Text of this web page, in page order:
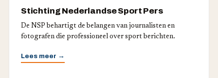
Stichting Nederlandse Sport Pers
De NSP behartigt de belangen van journalisten en
fotografen die professioneel over sport berichten.
Lees meer →